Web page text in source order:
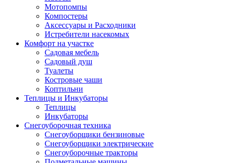
Мотопомпы
Компостеры
Аксессуары и Расходники
Истребители насекомых
Комфорт на участке
Садовая мебель
Садовый душ
Туалеты
Костровые чаши
Коптильни
Теплицы и Инкубаторы
Теплицы
Инкубаторы
Снегоуборочная техника
Снегоуборщики бензиновые
Снегоуборщики электрические
Снегоуборочные тракторы